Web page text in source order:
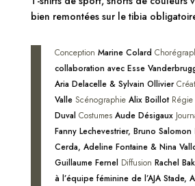
bien remontées sur le tibia
Conception Marine Colard
collaboration avec Esse
Aria Delacelle & Sylvain Ollivier
Valle ScénographieAlix Boillot
Duval CostumesAude Désigaux
Fanny Lechevestrier, Bruno Salomon
Cerda, Adeline Fontaine & Nina
Guillaume Fernel Diffusion Rachel
à l’équipe féminine de l’AJA Stade,